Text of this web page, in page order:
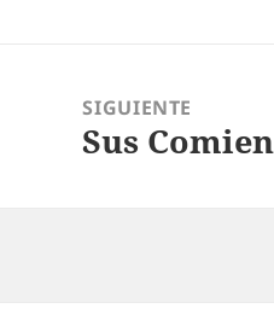
SIGUIENTE
Entrada
Sus